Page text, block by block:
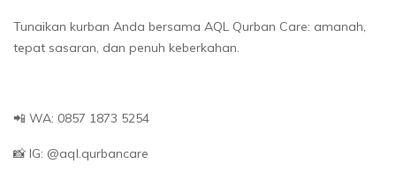
Tunaikan kurban Anda bersama AQL Qurban Care: amanah,
tepat sasaran, dan penuh keberkahan.
📲 WA: 0857 1873 5254
📸 IG: @aql.qurbancare